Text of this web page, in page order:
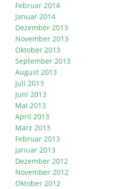
Februar 2014
Januar 2014
Dezember 2013
November 2013
Oktober 2013
September 2013
August 2013
Juli 2013
Juni 2013
Mai 2013
April 2013
März 2013
Februar 2013
Januar 2013
Dezember 2012
November 2012
Oktober 2012